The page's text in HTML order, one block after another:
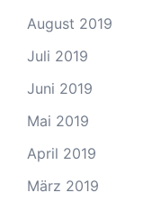
August 2019
Juli 2019
Juni 2019
Mai 2019
April 2019
März 2019